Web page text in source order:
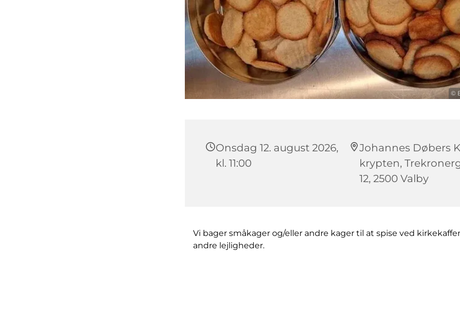
©
Onsdag 12. august 2026,
kl. 11:00
Johannes Døbers
krypten,
12, 2500 Valby
Vi bager småkager og/eller andre kager til at spise ved
andre lejligheder.